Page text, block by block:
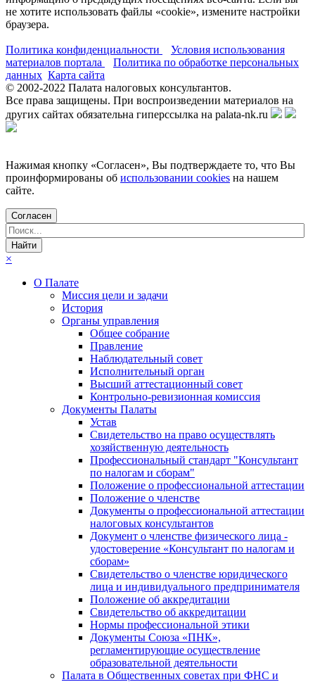
не хотите использовать файлы «cookie», измените настройки
браузера.
Политика конфиденциальности
Условия использования
материалов портала
Политика по обработке персональных
данных Карта сайта
© 2002-2022 Палата налоговых консультантов.
Все права защищены. При воспроизведении материалов на
других сайтах обязательна гиперссылка на palata-nk.ru
Нажимая кнопку «Согласен», Вы подтверждаете то, что Вы
проинформированы об использовании cookies на нашем
сайте.
Согласен
×
О Палате
Миссия цели и задачи
История
Органы управления
Общее собрание
Правление
Наблюдательный совет
Исполнительный орган
Высший аттестационный совет
Контрольно-ревизионная комиссия
Документы Палаты
Устав
Свидетельство на право осуществлять
хозяйственную деятельность
Профессиональный стандарт "Консультант
по налогам и сборам"
Положение о профессиональной аттестации
Положение о членстве
Документы о профессиональной аттестации
налоговых консультантов
Документ о членстве физического лица -
удостоверение «Консультант по налогам и
сборам»
Свидетельство о членстве юридического
лица и индивидуального предпринимателя
Положение об аккредитации
Свидетельство об аккредитации
Нормы профессиональной этики
Документы Союза «ПНК»,
регламентирующие осуществление
образовательной деятельности
Палата в Общественных советах при ФНС и